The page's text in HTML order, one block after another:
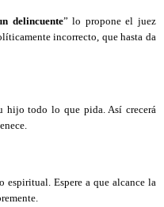
delincuente” lo propone el juez
incorrecto, que hasta da
hijo todo lo que pida. Así crecerá
espiritual. Espere a que alcance la